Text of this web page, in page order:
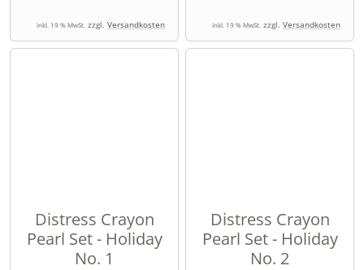
inkl. 19 % MwSt. zzgl. Versandkosten inkl. 19 % MwSt. zzgl. Versandkosten
Distress Crayon
Pearl Set - Holiday
No. 1
Distress Crayon
Pearl Set - Holiday
No. 2